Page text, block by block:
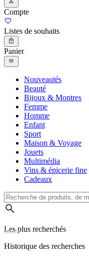
Compte
Listes de souhaits
Panier
Nouveautés
Beauté
Bijoux & Montres
Femme
Homme
Enfant
Sport
Maison & Voyage
Jouets
Multimédia
Vins & épicerie fine
Cadeaux
Les plus recherchés
Historique des recherches